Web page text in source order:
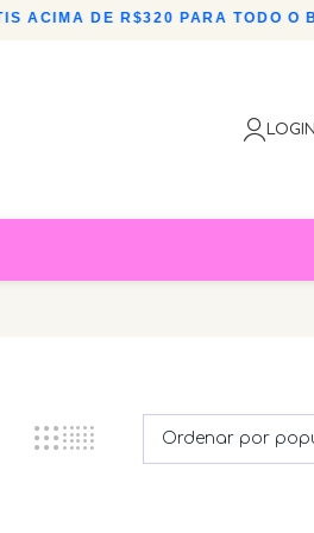
ACIMA DE R$320 PARA TODO O